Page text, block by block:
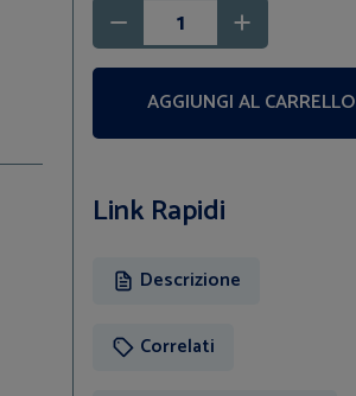
AGGIUNGI AL CARRELLO
Link Rapidi
Descrizione
Correlati